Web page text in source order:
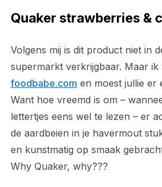
Quaker strawberries &
Volgens mij is dit product niet in
supermarkt verkrijgbaar. Maar ik
foodbabe.com en moest jullie er
Want hoe vreemd is om –
lettertjes eens wel te lezen – er
de aardbeien in je havermout
en kunstmatig op smaak
Why Quaker, why???